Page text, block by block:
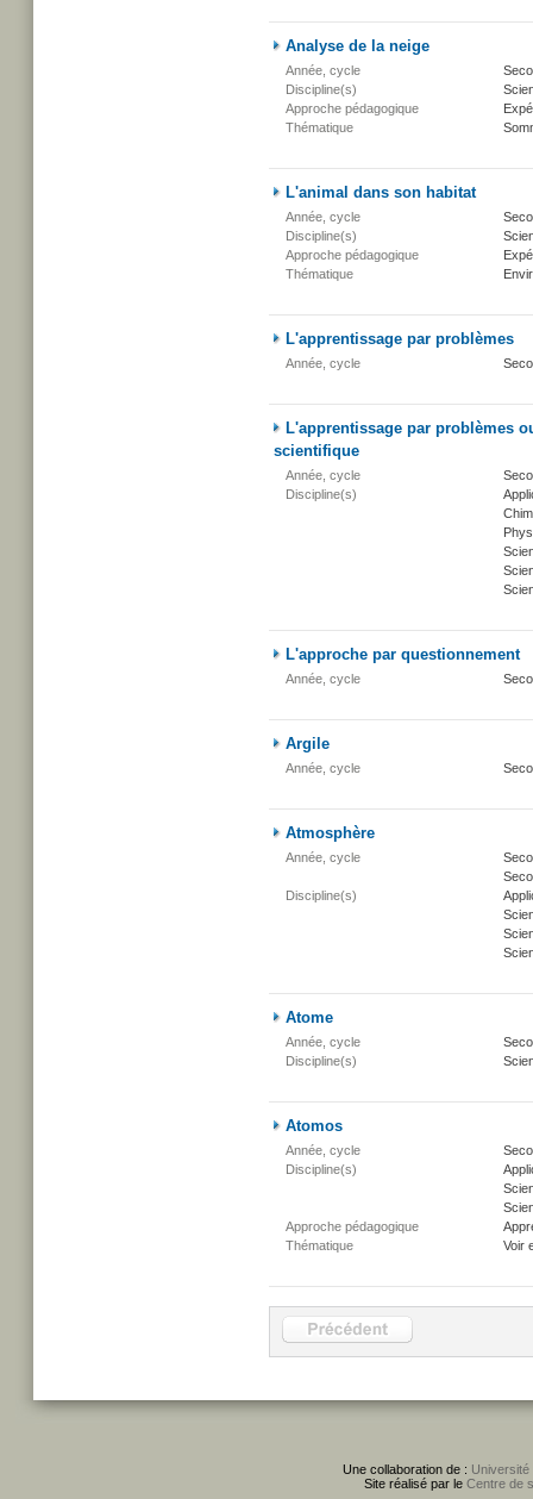
Analyse de la neige
Année, cycle
Discipline(s)
Approche pédagogique
Thématique
L'animal dans son habitat
Année, cycle
Discipline(s)
Approche pédagogique
Thématique
L'apprentissage par problèmes
Année, cycle
L'apprentissage par problèmes
scientifique
Année, cycle
Discipline(s)
L'approche par questionnement
Année, cycle
Argile
Année, cycle
Atmosphère
Année, cycle
Discipline(s)
Atome
Année, cycle
Discipline(s)
Atomos
Année, cycle
Discipline(s)
Approche pédagogique
Thématique
Voir
Une collaboration de : Université
Site réalisé par le Centre de